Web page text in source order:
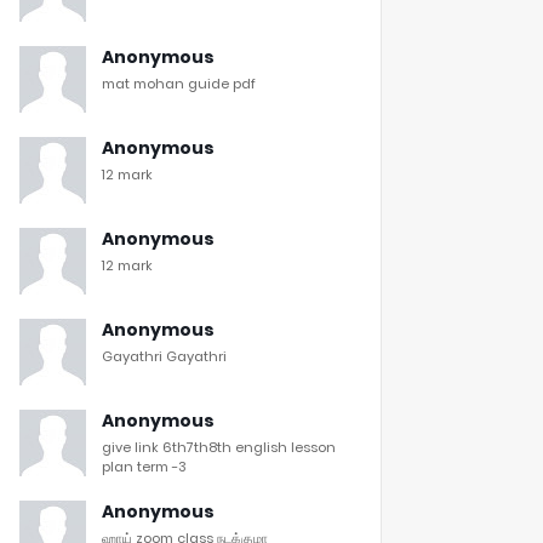
Anonymous
mat mohan guide pdf
Anonymous
12 mark
Anonymous
12 mark
Anonymous
Gayathri Gayathri
Anonymous
give link 6th7th8th english lesson
plan term -3
Anonymous
ஹாய் zoom class நடக்குமா